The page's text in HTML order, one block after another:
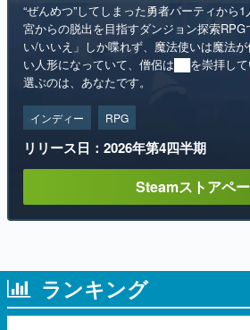
“ぜんめつ”してしまった勇者パーティから
宮からの脱出を目指すダンジョン探索
い/いいえ」しか喋れず、魔法使いは魔法
い人形になっていて、僧侶は██を崇拝し
選ぶのは、あなたです。
インディー RPG
リリース日：2026年第4四半期
Steamストアペ
ランキング